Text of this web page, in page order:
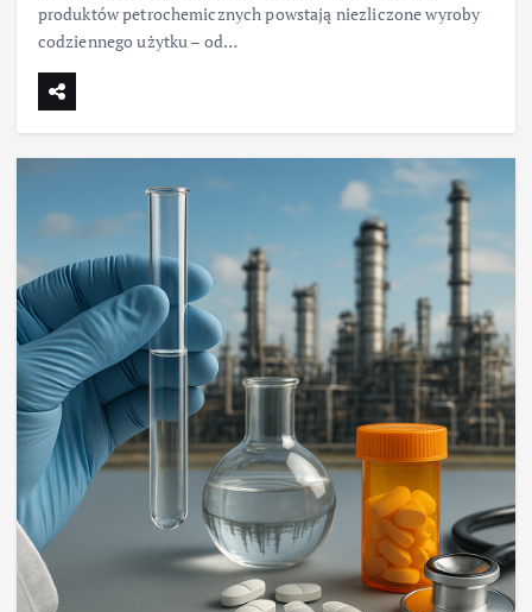
produktów petrochemicznych powstają niezliczone wyroby
codziennego użytku – od…